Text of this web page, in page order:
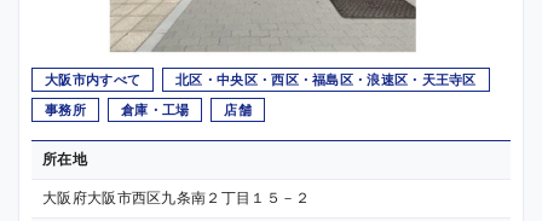
大阪市内すべて 北区・中央区・西区・福島区・浪速区・天王寺区
事務所 倉庫・工場 店舗
所在地
大阪府大阪市西区九条南２丁目１５－２